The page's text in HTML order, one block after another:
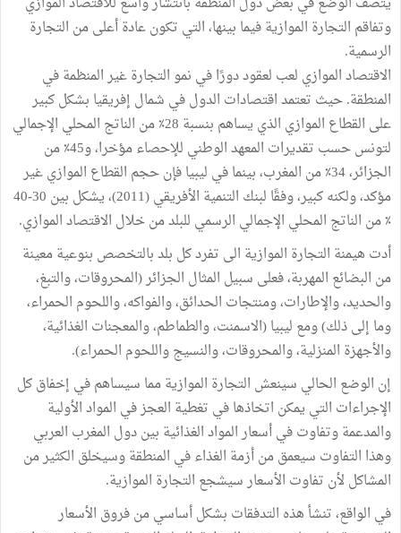
وتفاقم التجارة الموازية فيما بينها، التي تكون عادة أعلى من التجارة
الرسمية.
الاقتصاد الموازي لعب لعقود دورًا في نمو التجارة غير المنظمة في
المنطقة. حيث تعتمد اقتصادات الدول في شمال إفريقيا بشكل كبير
على القطاع الموازي الذي يساهم بنسبة 28٪ من الناتج المحلي الإجمالي
لتونس حسب تقديرات المعهد الوطني للإحصاء مؤخرا، و45٪ من
الجزائر، 34٪ من المغرب، بينما في ليبيا فإن حجم القطاع الموازي غير
مؤكد، ولكنه كبير، وفقًا لبنك التنمية الأفريقي (2011)، يشكل بين 30-40
٪ من الناتج المحلي الإجمالي الرسمي للبلد من خلال الاقتصاد الموازي.
أدت هيمنة التجارة الموازية الى تفرد كل بلد بالتخصص بنوعية معينة
من البضائع المهربة، فعلى سبيل المثال الجزائر (المحروقات، والتبغ،
والحديد، والإطارات، ومنتجات الحدائق، والفواكه، واللحوم الحمراء،
وما إلى ذلك) ومع ليبيا (الاسمنت، والطماطم، والمعجنات الغذائية،
والأجهزة المنزلية، والمحروقات، والنسيج واللحوم الحمراء).
إن الوضع الحالي سينعش التجارة الموازية مما سيساهم في إخفاق كل
الإجراءات التي يمكن اتخاذها في تغطية العجز في المواد الأولية
والمدعمة وتفاوت في أسعار المواد الغذائية بين دول المغرب العربي
وهذا التفاوت سيعمق من أزمة الغذاء في المنطقة وسيخلق الكثير من
المشاكل لأن تفاوت الأسعار سيشجع التجارة الموازية.
في الواقع، تنشأ هذه التدفقات بشكل أساسي من فروق الأسعار